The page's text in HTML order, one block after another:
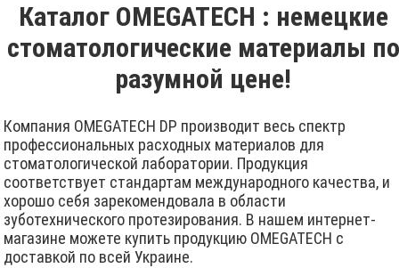
Каталог OMEGATECH : немецкие
стоматологические материалы по
разумной цене!
Компания OMEGATECH DP производит весь спектр
профессиональных расходных материалов для
стоматологической лаборатории. Продукция
соответствует стандартам международного качества, и
хорошо себя зарекомендовала в области
зуботехнического протезирования. В нашем интернет-
магазине можете купить продукцию OMEGATECH с
доставкой по всей Украине.